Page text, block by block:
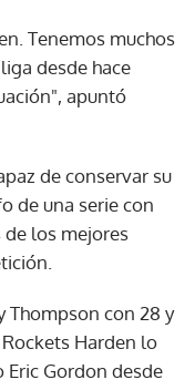
Tenemos muchos
desde hace
apuntó
de conservar su
de una serie con
los mejores
Thompson con 28 y
Harden lo
Eric Gordon desde